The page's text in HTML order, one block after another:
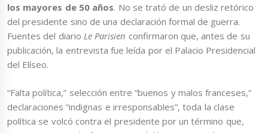
los mayores de 50 años. No se trató de un desliz retórico
del presidente sino de una declaración formal de guerra.
Fuentes del diario Le Parisien confirmaron que, antes de su
publicación, la entrevista fue leída por el Palacio Presidencial
del Elíseo.
“Falta política,” selección entre “buenos y malos franceses,”
declaraciones “indignas e irresponsables”, toda la clase
política se volcó contra el presidente por un término que,